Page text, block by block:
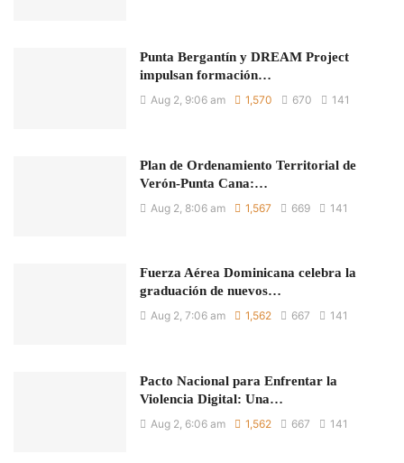
Punta Bergantín y DREAM Project
impulsan formación…
Aug 2, 9:06 am 1,570 670 141
Plan de Ordenamiento Territorial de
Verón-Punta Cana:…
Aug 2, 8:06 am 1,567 669 141
Fuerza Aérea Dominicana celebra la
graduación de nuevos…
Aug 2, 7:06 am 1,562 667 141
Pacto Nacional para Enfrentar la
Violencia Digital: Una…
Aug 2, 6:06 am 1,562 667 141